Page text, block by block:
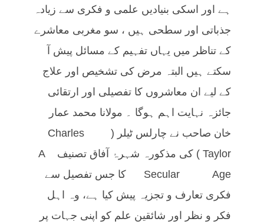
ہے اور اسکی بنیادیں علمی و فکری سے زیادہ
جذباتی اور سطحی ہیں ، سو مغربی معاشرے
کے تناظر میں یہاں تفہیم کے مسائل پیش آ
سکتے ہیں البتہ مرض کی تشخیص اور علاج
کے لیے ان معاشروں کا تفصیلی اور ارتقائی
جائزہ نہایت اہم ہوگا ۔ مولانا محمد عمار
خان صاحب نے چارلس ٹیلر (Charles
Taylor) کی مذکورہ شہرۂ آفاق تصنیف A
Secular Age کا جس تفصیل سے
فکری تعارف و تجزیہ پیش کیا ہے، وہ اہل
فکر و نظر اور شائقین علم کو اپنی جہات پر